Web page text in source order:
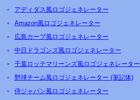
アディダス風ロゴジェネレーター
Amazon風ロゴジェネレーター
広島カープ風ロゴジェネレーター
中日ドラゴンズ風ロゴジェネレーター
千葉ロッテマリーンズ風ロゴジェネレーター
野球チーム風ロゴジェネレーター (筆記体)
侍ジャパン風ロゴジェネレーター